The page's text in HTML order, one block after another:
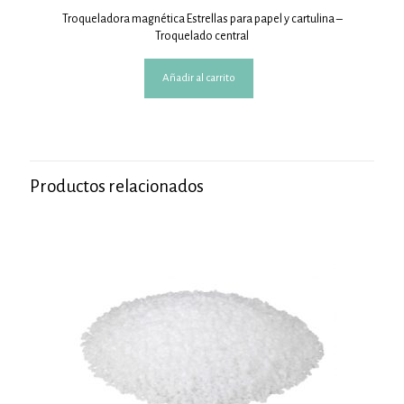
Troqueladora magnética Estrellas para papel y cartulina –
Troquelado central
Añadir al carrito
Productos relacionados